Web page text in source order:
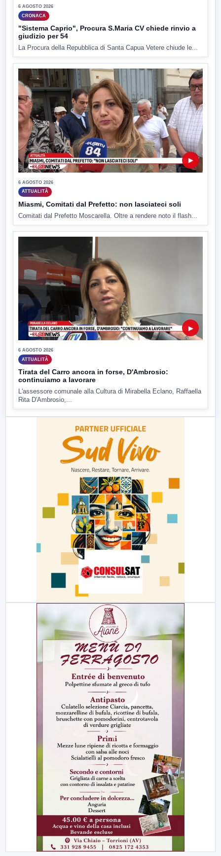
6 AGOSTO 2026
CRONACA
"Sistema Caprio", Procura S.Maria CV chiede rinvio a
giudizio per 54
La Procura della Repubblica di Santa Capua Vetere chiude le...
▶
6 AGOSTO 2026
ATTUALITÀ
Miasmi, Comitati dal Prefetto: non lasciateci soli
Comitati dal Prefetto Moscarella. Oltre a rendere noto il flash...
▶
6 AGOSTO 2026
ATTUALITÀ
Tirata del Carro ancora in forse, D'Ambrosio:
continuiamo a lavorare
L'assessore comunale alla Cultura di Mirabella Eclano, Raffaella
Rita D'Ambrosio,...